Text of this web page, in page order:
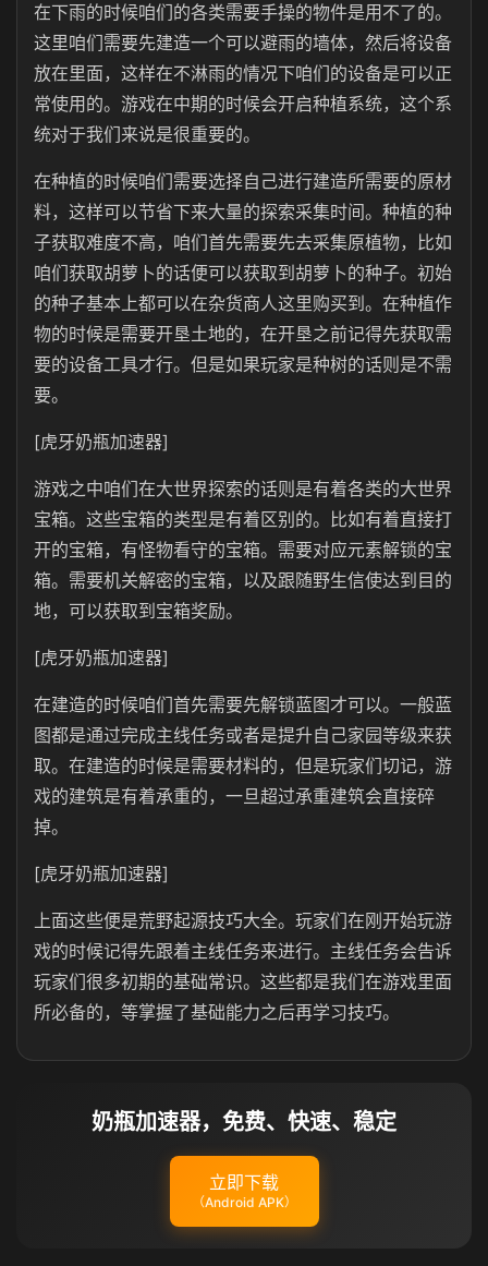
在下雨的时候咱们的各类需要手操的物件是用不了的。
这里咱们需要先建造一个可以避雨的墙体，然后将设备
放在里面，这样在不淋雨的情况下咱们的设备是可以正
常使用的。游戏在中期的时候会开启种植系统，这个系
统对于我们来说是很重要的。
在种植的时候咱们需要选择自己进行建造所需要的原材
料，这样可以节省下来大量的探索采集时间。种植的种
子获取难度不高，咱们首先需要先去采集原植物，比如
咱们获取胡萝卜的话便可以获取到胡萝卜的种子。初始
的种子基本上都可以在杂货商人这里购买到。在种植作
物的时候是需要开垦土地的，在开垦之前记得先获取需
要的设备工具才行。但是如果玩家是种树的话则是不需
要。
[虎牙奶瓶加速器]
游戏之中咱们在大世界探索的话则是有着各类的大世界
宝箱。这些宝箱的类型是有着区别的。比如有着直接打
开的宝箱，有怪物看守的宝箱。需要对应元素解锁的宝
箱。需要机关解密的宝箱，以及跟随野生信使达到目的
地，可以获取到宝箱奖励。
[虎牙奶瓶加速器]
在建造的时候咱们首先需要先解锁蓝图才可以。一般蓝
图都是通过完成主线任务或者是提升自己家园等级来获
取。在建造的时候是需要材料的，但是玩家们切记，游
戏的建筑是有着承重的，一旦超过承重建筑会直接碎
掉。
[虎牙奶瓶加速器]
上面这些便是荒野起源技巧大全。玩家们在刚开始玩游
戏的时候记得先跟着主线任务来进行。主线任务会告诉
玩家们很多初期的基础常识。这些都是我们在游戏里面
所必备的，等掌握了基础能力之后再学习技巧。
奶瓶加速器，免费、快速、稳定
立即下载
（Android APK）